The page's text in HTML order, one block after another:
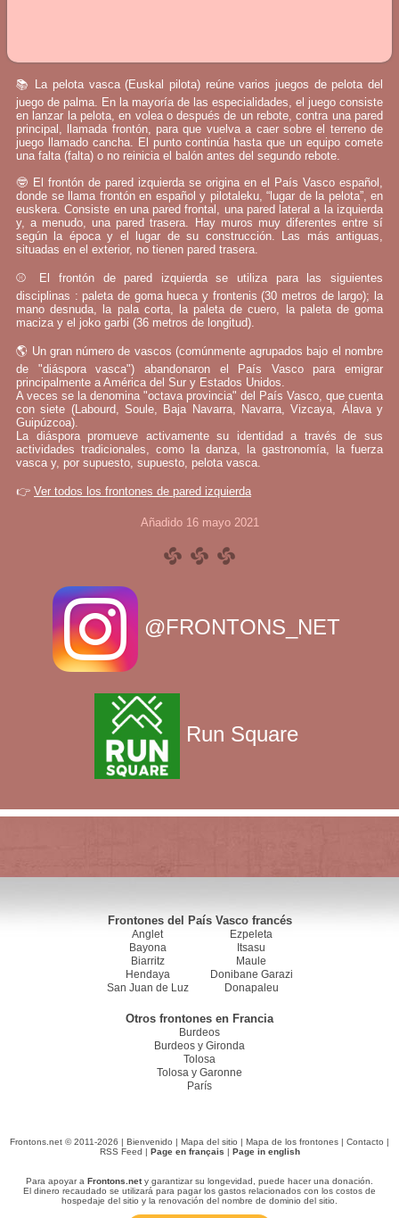
📚 La pelota vasca (Euskal pilota) reúne varios juegos de pelota del
juego de palma. En la mayoría de las especialidades, el juego consiste
en lanzar la pelota, en volea o después de un rebote, contra una pared
principal, llamada frontón, para que vuelva a caer sobre el terreno de
juego llamado cancha. El punto continúa hasta que un equipo comete
una falta (falta) o no reinicia el balón antes del segundo rebote.
🤓 El frontón de pared izquierda se origina en el País Vasco español,
donde se llama frontón en español y pilotaleku, “lugar de la pelota”, en
euskera. Consiste en una pared frontal, una pared lateral a la izquierda
y, a menudo, una pared trasera. Hay muros muy diferentes entre sí
según la época y el lugar de su construcción. Las más antiguas,
situadas en el exterior, no tienen pared trasera.
⚾ El frontón de pared izquierda se utiliza para las siguientes
disciplinas : paleta de goma hueca y frontenis (30 metros de largo); la
mano desnuda, la pala corta, la paleta de cuero, la paleta de goma
maciza y el joko garbi (36 metros de longitud).
🌎 Un gran número de vascos (comúnmente agrupados bajo el nombre
de "diáspora vasca") abandonaron el País Vasco para emigrar
principalmente a América del Sur y Estados Unidos.
A veces se la denomina "octava provincia" del País Vasco, que cuenta
con siete (Labourd, Soule, Baja Navarra, Navarra, Vizcaya, Álava y
Guipúzcoa).
La diáspora promueve activamente su identidad a través de sus
actividades tradicionales, como la danza, la gastronomía, la fuerza
vasca y, por supuesto, supuesto, pelota vasca.
👉 Ver todos los frontones de pared izquierda
Añadido 16 mayo 2021
@FRONTONS_NET
Run Square
Frontones del País Vasco francés
Anglet
Bayona
Biarritz
Hendaya
San Juan de Luz
Ezpeleta
Itsasu
Maule
Donibane Garazi
Donapaleu
Otros frontones en Francia
Burdeos
Burdeos y Gironda
Tolosa
Tolosa y Garonne
París
Frontons.net © 2011-2026 | Bienvenido | Mapa del sitio | Mapa de los frontones | Contacto |
RSS Feed | Page en français | Page in english
Para apoyar a Frontons.nety garantizar su longevidad, puede hacer una donación.
El dinero recaudado se utilizará para pagar los gastos relacionados con los costos de
hospedaje del sitio y la renovación del nombre de dominio del sitio.